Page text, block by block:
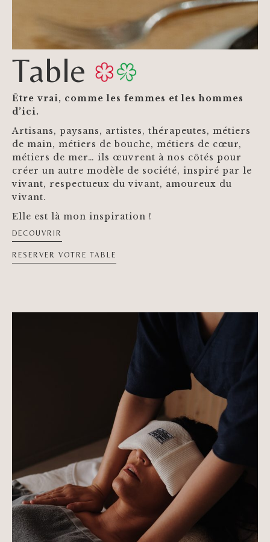
Table
Être vrai, comme les femmes et les hommes
d’ici.
Artisans, paysans, artistes, thérapeutes, métiers
de main, métiers de bouche, métiers de cœur,
métiers de mer… ils œuvrent à nos côtés pour
créer un autre modèle de société, inspiré par le
vivant, respectueux du vivant, amoureux du
vivant.
Elle est là mon inspiration !
DECOUVRIR
RESERVER VOTRE TABLE